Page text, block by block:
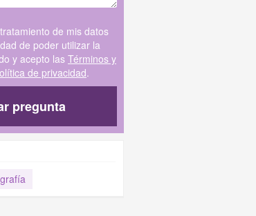
de mis datos
de poder utilizar la
y acepto las Términos y
de privacidad.
pregunta